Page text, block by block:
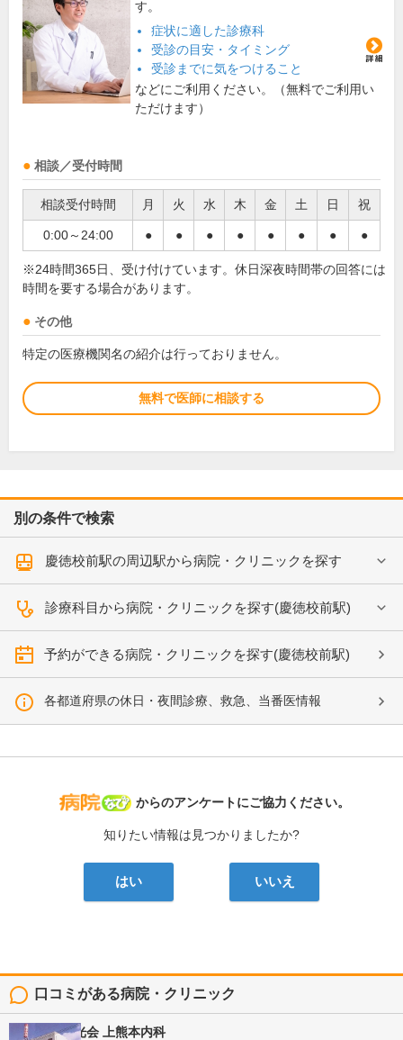
す。
症状に適した診療科
受診の目安・タイミング
受診までに気をつけること
などにご利用ください。（無料でご利用い
ただけます）
相談／受付時間
相談受付時間 月 火 水 木 金 土 日 祝
0:00～24:00 ● ● ● ● ● ● ● ●
※24時間365日、受け付けています。休日深夜時間帯の回答には
時間を要する場合があります。
その他
特定の医療機関名の紹介は行っておりません。
無料で医師に相談する
別の条件で検索
慶徳校前駅の周辺駅から病院・クリニックを探す
診療科目から病院・クリニックを探す(慶徳校前駅)
予約ができる病院・クリニックを探す(慶徳校前駅)
各都道府県の休日・夜間診療、救急、当番医情報
病院なび
からのアンケートにご協力ください。
知りたい情報は見つかりましたか?
はい いいえ
口コミがある病院・クリニック
医療法人陽光会 上熊本内科